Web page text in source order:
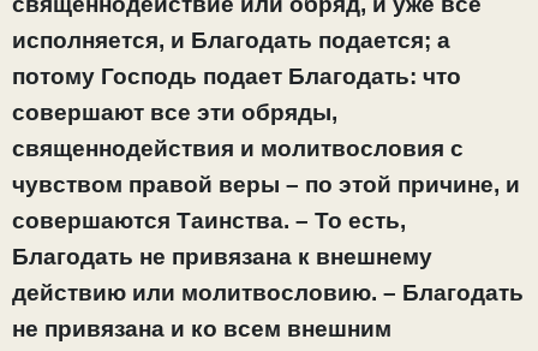
исполняется, и Благодать подается; а
потому Господь подает Благодать: что
совершают все эти обряды,
священнодействия и молитвословия с
чувством правой веры – по этой причине, и
совершаются Таинства. – То есть,
Благодать не привязана к внешнему
действию или молитвословию. – Благодать
не привязана и ко всем внешним